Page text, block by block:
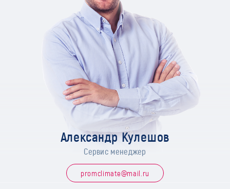
Александр Кулешов
Сервис менеджер
promclimate@mail.ru